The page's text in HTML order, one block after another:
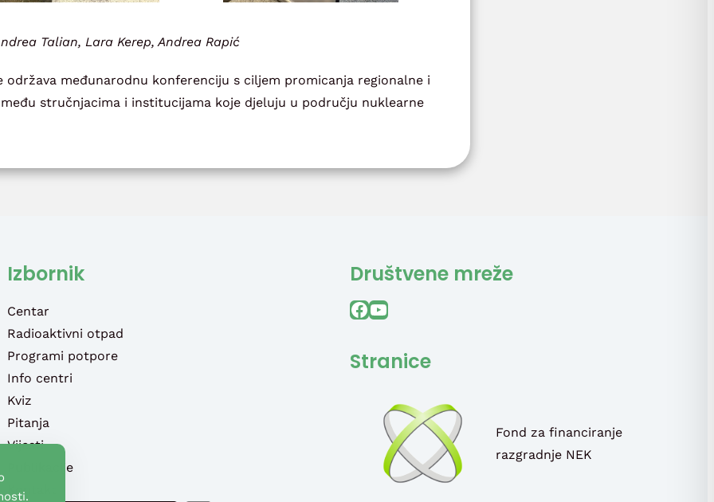
Talian, Lara Kerep, Andrea Rapić
međunarodnu konferenciju s ciljem promicanja regionalne i
stručnjacima i institucijama koje djeluju u području nuklearne
Izbornik
Centar
Radioaktivni otpad
Programi potpore
Info centri
Kviz
Pitanja
Vijesti
Publikacije
Kontakt
Društvene mreže
Facebook YouTube
Stranice
Fond za financiranje
razgradnje NEK